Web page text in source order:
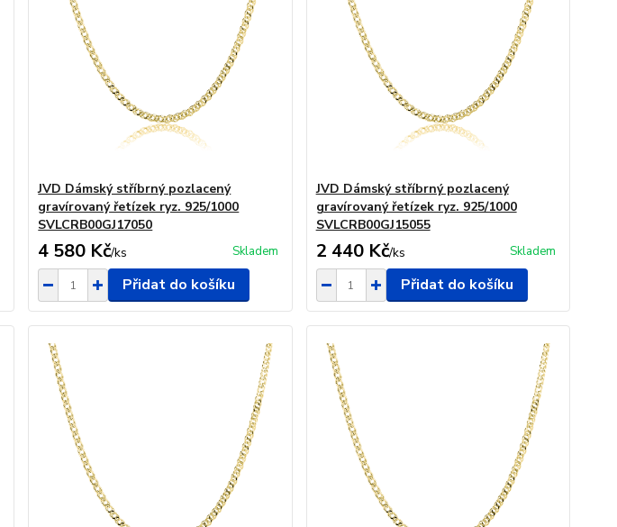
JVD Dámský stříbrný pozlacený
gravírovaný řetízek ryz. 925/1000
SVLCRB00GJ17050
4 580 Kč/ks Skladem
Přidat do košíku
JVD Dámský stříbrný pozlacený
gravírovaný řetízek ryz. 925/1000
SVLCRB00GJ15055
2 440 Kč/ks Skladem
Přidat do košíku